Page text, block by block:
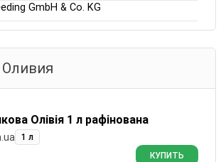
GmbH & Co. KG
Оливия
Олівія 1 л рафінована
1 л
КУПИТЬ